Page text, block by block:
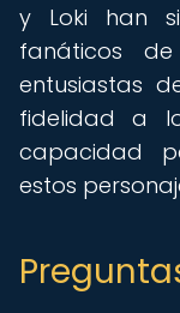
y Loki han
fanáticos
entusiastas
fidelidad a
capacidad
estos